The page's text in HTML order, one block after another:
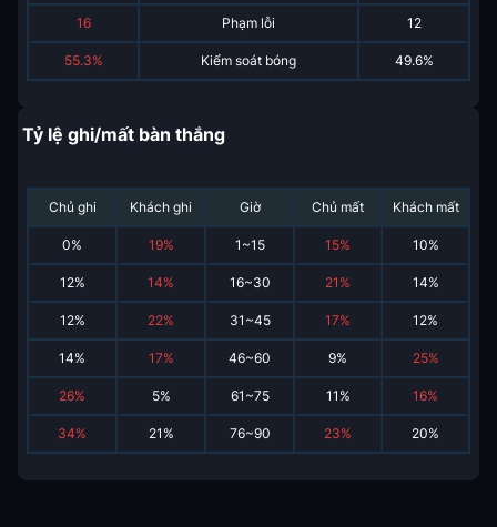
16 Phạm lỗi 12
55.3% Kiểm soát bóng 49.6%
Tỷ lệ ghi/mất bàn thắng
Chủ ghi Khách ghi Giờ Chủ mất Khách mất
0% 19% 1~15 15% 10%
12% 14% 16~30 21 % 14%
12% 22% 31~45 17% 12%
14% 17% 46~60 9% 25%
26% 5% 61~75 11 % 16%
34% 21 % 76~90 23% 20%